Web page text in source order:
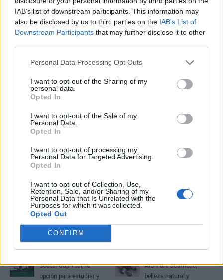
IAB’s list of downstream participants. This information may
also be disclosed by us to third parties on the IAB’s List of
Downstream Participants that may further disclose it to other
Personal Data Processing Opt Outs
I want to opt-out of the Sharing of my
personal data.
Opted In
I want to opt-out of the Sale of my
Personal Data.
Opted In
I want to opt-out of processing my
Personal Data for Targeted Advertising.
Opted In
I want to opt-out of Collection, Use,
Retention, Sale, and/or Sharing of my
Personal Data that Is Unrelated with the
Purposes for which it was collected.
Opted Out
CONFIRM
Publicidad
Soccer Gap Year, la
opción para estudiar y
AIO Pure Cosmetic,
belleza natural y